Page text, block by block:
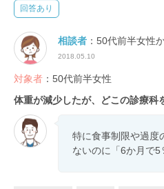
回答あり
相談者 ：50代前半女性
2018.05.10
対象者 ：50代前半女性
体重が減少したが、どこの診療科
特に食事制限や過度
ないのに「6か月で5